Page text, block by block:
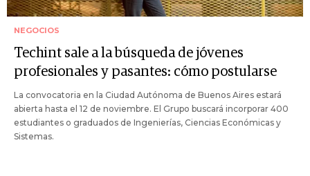
NEGOCIOS
Techint sale a la búsqueda de jóvenes
profesionales y pasantes: cómo postularse
La convocatoria en la Ciudad Autónoma de Buenos Aires estará
abierta hasta el 12 de noviembre. El Grupo buscará incorporar 400
estudiantes o graduados de Ingenierías, Ciencias Económicas y
Sistemas.